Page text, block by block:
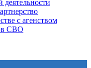
с агенством
СВО